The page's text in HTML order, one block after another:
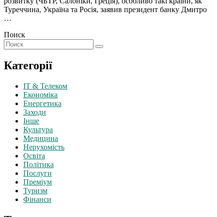
Туреччина, Україна та Росія, заявив президент банку Дмитро
…
Поиск
Категорії
IT & Телеком
Економіка
Енергетика
Заходи
Інше
Культура
Медицина
Нерухомість
Освіта
Політика
Послуги
Преміум
Туризм
Фінанси